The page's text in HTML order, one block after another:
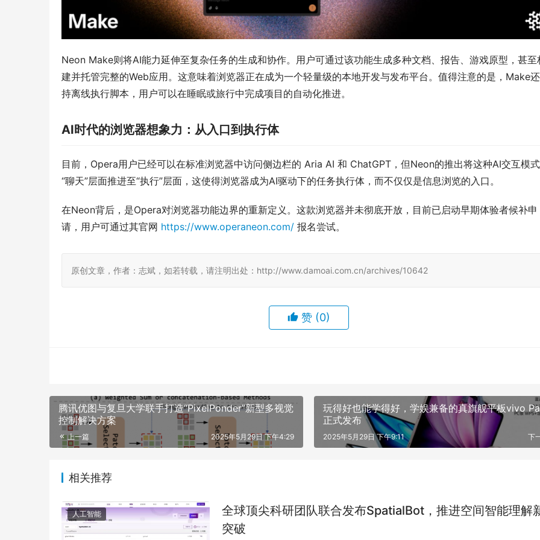
Neon Make则将AI能力延伸至复杂任务的生成和协作。用户可通过该功能生成多种文档、报告、游戏原型，甚至
建并托管完整的Web应用。这意味着浏览器正在成为一个轻量级的本地开发与发布平台。值得注意的是，Make
持离线执行脚本，用户可以在睡眠或旅行中完成项目的自动化推进。
AI时代的浏览器想象力：从入口到执行体
目前，Opera用户已经可以在标准浏览器中访问侧边栏的 Aria AI 和 ChatGPT，但Neon的推出将这种AI交互模
“聊天”层面推进至“执行”层面，这使得浏览器成为AI驱动下的任务执行体，而不仅仅是信息浏览的入口。
在Neon背后，是Opera对浏览器功能边界的重新定义。这款浏览器并未彻底开放，目前已启动早期体验者候补申
请，用户可通过其官网 https://www.operaneon.com/ 报名尝试。
原创文章，作者：志斌，如若转载，请注明出处：http://www.damoai.com.cn/archives/10642
赞 (0)
腾讯优图与复旦大学联手打造“PixelPonder”新型多视觉
控制解决方案
上一篇 2025年5月29日 下午4:29
玩得好也能学得好，学娱兼备的真旗舰平板vivo
正式发布
下
2025年5月29日 下午9:11
相关推荐
人工智能
全球顶尖科研团队联合发布SpatialBot，推进空间智能理解
突破